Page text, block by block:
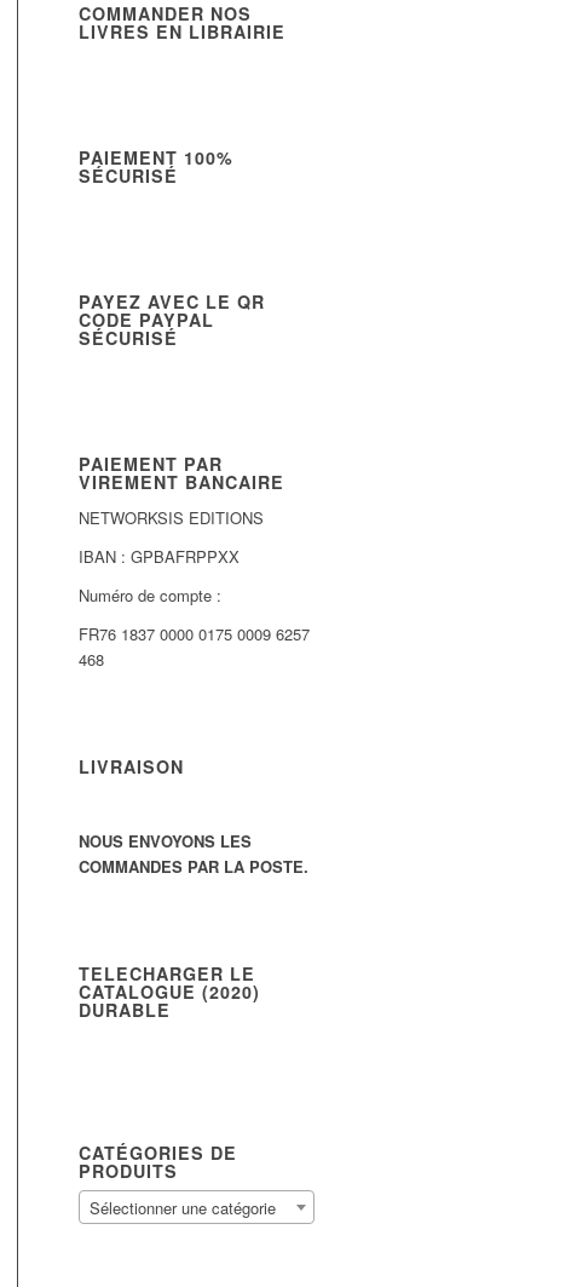
COMMANDER NOS
LIVRES EN LIBRAIRIE
PAIEMENT 100%
SÉCURISÉ
PAYEZ AVEC LE QR
CODE PAYPAL
SÉCURISÉ
PAIEMENT PAR
VIREMENT BANCAIRE
NETWORKSIS EDITIONS
IBAN : GPBAFRPPXX
Numéro de compte :
FR76 1837 0000 0175 0009 6257
468
LIVRAISON
NOUS ENVOYONS LES
COMMANDES PAR LA POSTE.
TELECHARGER LE
CATALOGUE (2020)
DURABLE
CATÉGORIES DE
PRODUITS
Sélectionner une catégorie